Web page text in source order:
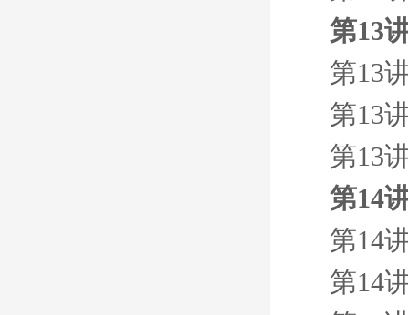
第13
第13
第13
第13
第14
第14
第14